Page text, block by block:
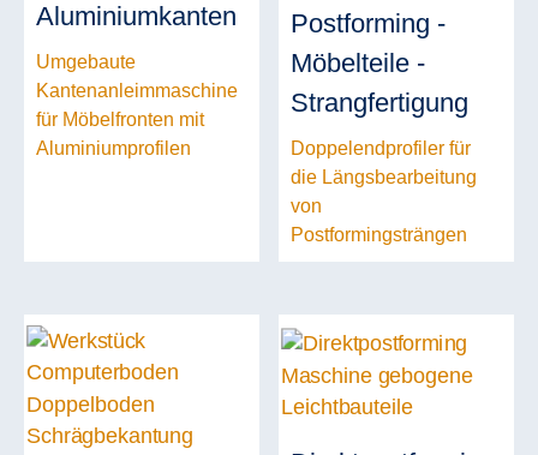
Aluminiumkanten
Umgebaute
Kantenanleimmaschine
für Möbelfronten mit
Aluminiumprofilen
Postforming -
Möbelteile -
Strangfertigung
Doppelendprofiler für
die Längsbearbeitung
von
Postformingsträngen